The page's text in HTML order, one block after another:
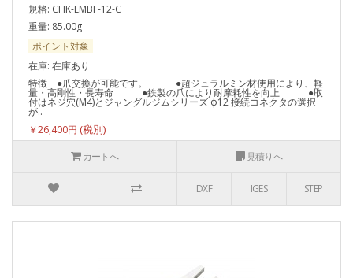
規格: CHK-EMBF-12-C
重量: 85.00g
ポイント対象
在庫: 在庫あり
特徴 ●爪交換が可能です。 ●超ジュラルミン材使用により、軽
量・高剛性・長寿命 ●鉄製の爪により耐摩耗性を向上 ●取
付はネジ穴(M4)とジャングルジムシリーズ ф12 接続コネクタの選択
が..
￥26,400円
カートへ
見積りへ
DXF IGES STEP